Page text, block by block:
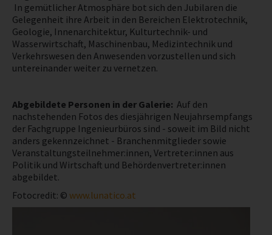
NEWS
PRÜFING
PRÜFING
In gemütlicher Atmosphäre bot sich den Jubilaren die
Gelegenheit ihre Arbeit in den Bereichen Elektrotechnik,
Geologie, Innenarchitektur, Kulturtechnik- und
Wasserwirtschaft, Maschinenbau, Medizintechnik und
Verkehrswesen den Anwesenden vorzustellen und sich
untereinander weiter zu vernetzen.
Abgebildete Personen in der Galerie: Auf den
nachstehenden Fotos des diesjährigen Neujahrsempfangs
der Fachgruppe Ingenieurbüros sind - soweit im Bild nicht
anders gekennzeichnet - Branchenmitglieder sowie
Veranstaltungsteilnehmer:innen, Vertreter:innen aus
Politik und Wirtschaft und Behördenvertreter:innen
abgebildet.
Fotocredit: © www.lunatico.at